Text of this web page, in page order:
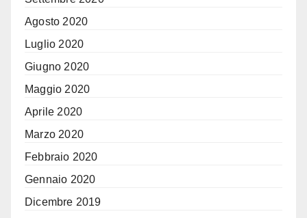
Agosto 2020
Luglio 2020
Giugno 2020
Maggio 2020
Aprile 2020
Marzo 2020
Febbraio 2020
Gennaio 2020
Dicembre 2019